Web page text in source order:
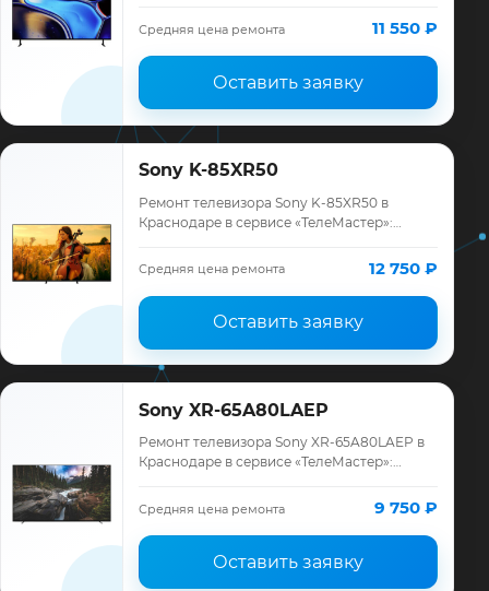
ремонта, запчасти и гарантия до 12
месяцев.
Средняя цена ремонта 11 550 ₽
Оставить заявку
Sony K-85XR50
Ремонт телевизора Sony K-85XR50 в
Краснодаре в сервисе «ТелеМастер»:
ремонта, запчасти и гарантия до 12
месяцев.
Средняя цена ремонта 12 750 ₽
Оставить заявку
Sony XR-65A80LAEP
Ремонт телевизора Sony XR-65A80LAEP в
Краснодаре в сервисе «ТелеМастер»:
ремонта, запчасти и гарантия до 12
месяцев.
Средняя цена ремонта 9 750 ₽
Оставить заявку